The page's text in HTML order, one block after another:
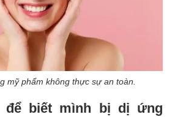
mỹ phẩm không thực sự an toàn.
để biết mình bị dị ứng